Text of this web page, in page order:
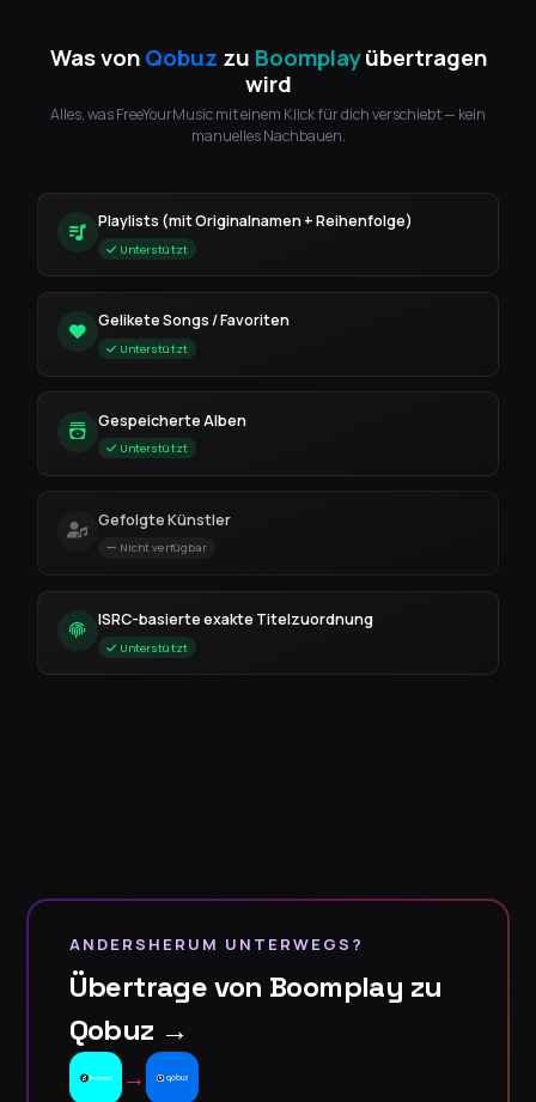
Was vonQobuz zu Boomplayübertragen
wird
Alles, was FreeYourMusic mit einem Klick für dich verschiebt — kein
manuelles Nachbauen.
Playlists (mit Originalnamen + Reihenfolge)
Unterstützt
Gelikete Songs / Favoriten
Unterstützt
Gespeicherte Alben
Unterstützt
Gefolgte Künstler
Nicht verfügbar
ISRC-basierte exakte Titelzuordnung
Unterstützt
ANDERSHERUM UNTERWEGS?
Übertrage von Boomplay zu
Qobuz →
→